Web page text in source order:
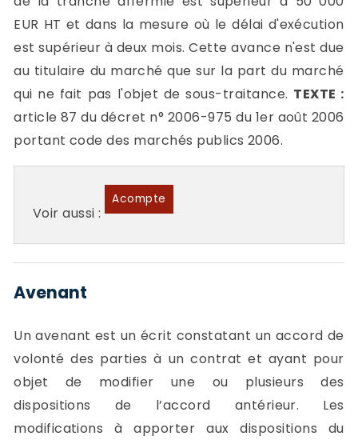
EUR HT et dans la mesure où le délai d'exécution
est supérieur à deux mois. Cette avance n'est due
au titulaire du marché que sur la part du marché
qui ne fait pas l'objet de sous-traitance. TEXTE :
article 87 du décret n° 2006-975 du 1er août 2006
portant code des marchés publics 2006.
Voir aussi :
Acompte
Avenant
Un avenant est un écrit constatant un accord de
volonté des parties à un contrat et ayant pour
objet de modifier une ou plusieurs des
dispositions de l’accord antérieur. Les
modifications à apporter aux dispositions du